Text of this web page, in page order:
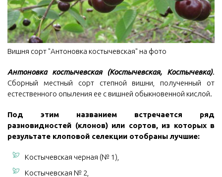
Вишня сорт "Антоновка костычевская" на фото
Антоновка костычевская (Костычевская, Костычевка).
Сборный местный сорт степной вишни, полученный от
естественного опыления ее с вишней обыкновенной кислой.
Под этим названием встречается ряд
разновидностей (клонов) или сортов, из которых в
результате клоповой селекции отобраны лучшие:
Костычевская черная (№ 1),
Костычевская № 2,